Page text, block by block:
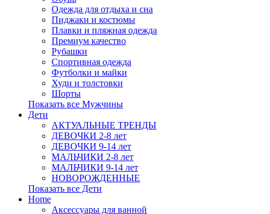
Одежда для отдыха и сна
Пиджаки и костюмы
Плавки и пляжная одежда
Премиум качество
Рубашки
Спортивная одежда
Футболки и майки
Худи и толстовки
Шорты
Показать все Мужчины
Дети
АКТУАЛЬНЫЕ ТРЕНДЫ
ДЕВОЧКИ 2-8 лет
ДЕВОЧКИ 9-14 лет
МАЛЬЧИКИ 2-8 лет
МАЛЬЧИКИ 9-14 лет
НОВОРОЖДЕННЫЕ
Показать все Дети
Home
Аксессуары для ванной